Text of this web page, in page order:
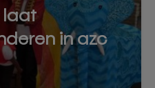
laat
in azc